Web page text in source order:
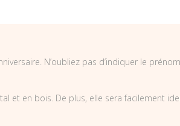
N’oubliez pas d’indiquer le
et en bois. De plus, elle sera facilement